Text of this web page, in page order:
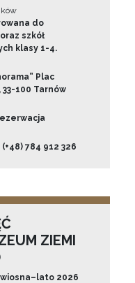
do
szkół
klasy 1-4.
Plac
33-100 Tarnów
784 912 326
ZIEMI
2026